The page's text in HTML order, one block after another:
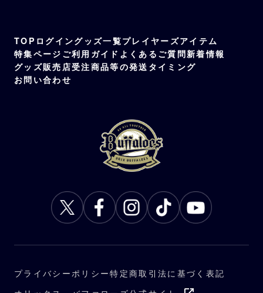
TOP ログイングッズ一覧プレイヤーズアイテム
特集ページ ご利用ガイド よくあるご質問新着情報
グッズ販売店受注商品等の発送タイミング
お問い合わせ
プライバシーポリシー特定商取引法に基づく表記